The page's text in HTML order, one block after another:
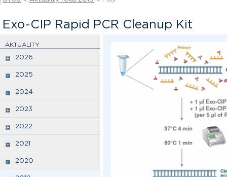
Exo-CIP Rapid PCR Cleanup Kit
AKTUALITY
2026
2025
2024
2023
2022
2021
2020